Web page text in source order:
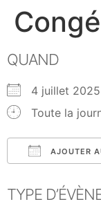
QUAND
4 juillet
Toute la
AJOUTER
TYPE